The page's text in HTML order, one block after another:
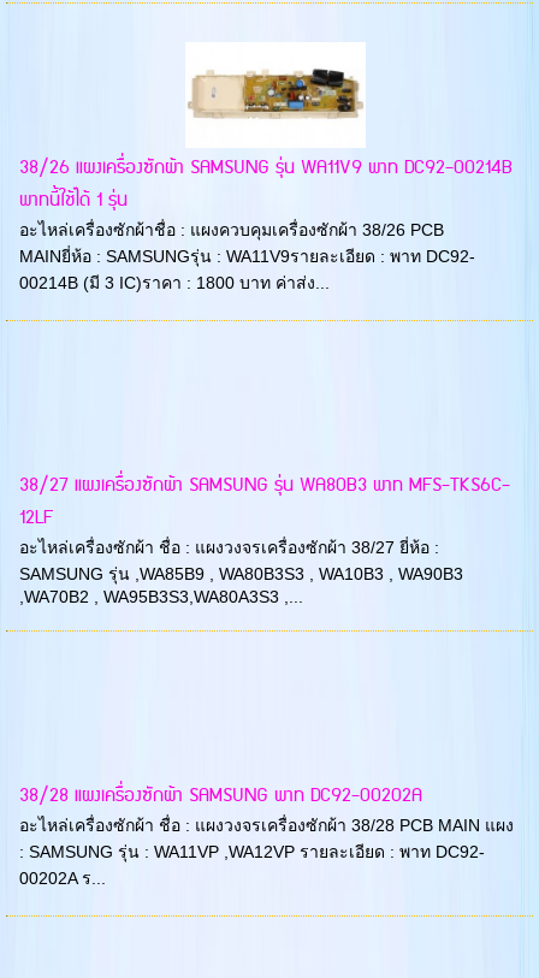
38/26 แผงเครื่องซักผ้า SAMSUNG รุ่น WA11V9 พาท DC92-00214B
พาทนี้ใช้ได้ 1 รุ่น
อะไหล่เครื่องซักผ้าชื่อ : แผงควบคุมเครื่องซักผ้า 38/26 PCB
MAINยี่ห้อ : SAMSUNGรุ่น : WA11V9รายละเอียด : พาท DC92-
00214B (มี 3 IC)ราคา : 1800 บาท ค่าส่ง...
38/27 แผงเครื่องซักผ้า SAMSUNG รุ่น WA80B3 พาท MFS-TKS6C-
12LF
อะไหล่เครื่องซักผ้า ชื่อ : แผงวงจรเครื่องซักผ้า 38/27 ยี่ห้อ :
SAMSUNG รุ่น ,WA85B9 , WA80B3S3 , WA10B3 , WA90B3
,WA70B2 , WA95B3S3,WA80A3S3 ,...
38/28 แผงเครื่องซักผ้า SAMSUNG พาท DC92-00202A
อะไหล่เครื่องซักผ้า ชื่อ : แผงวงจรเครื่องซักผ้า 38/28 PCB MAIN แผง
: SAMSUNG รุ่น : WA11VP ,WA12VP รายละเอียด : พาท DC92-
00202A ร...